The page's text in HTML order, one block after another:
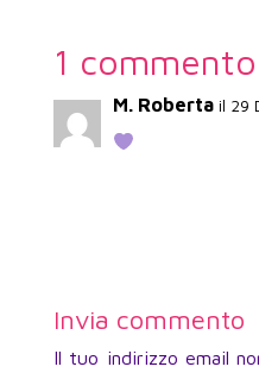
1 commento
M. Roberta il 29
Invia commento
Il tuo indirizzo email